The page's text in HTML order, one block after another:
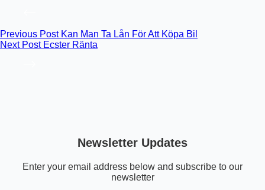
Previous Post Kan Man Ta Lån För Att Köpa Bil
Next Post Ecster Ränta
Newsletter Updates
Enter your email address below and subscribe to our
newsletter